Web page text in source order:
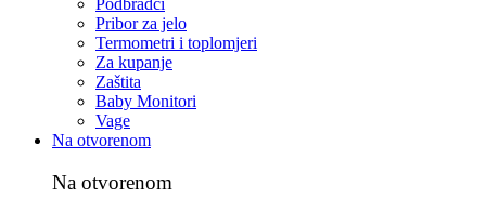
Podbradci
Pribor za jelo
Termometri i toplomjeri
Za kupanje
Zaštita
Baby Monitori
Vage
Na otvorenom
Na otvorenom